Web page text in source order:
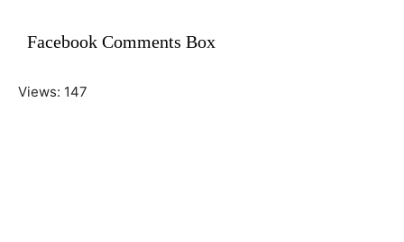
Facebook Comments Box
Views: 147